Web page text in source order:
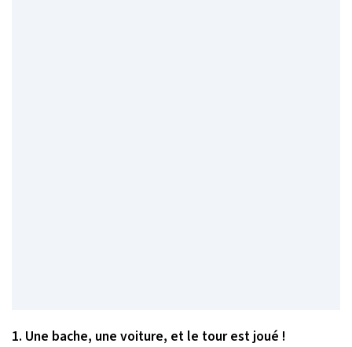
1. Une bache, une voiture, et le tour est joué !